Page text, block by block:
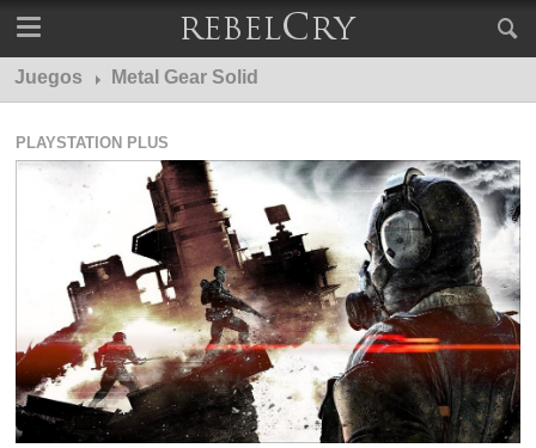
Juegos Metal Gear Solid
PLAYSTATION PLUS